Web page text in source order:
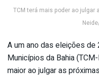
TCM terá mais poder ao julgar
A um ano das eleições de
Municípios da Bahia
maior ao julgar as